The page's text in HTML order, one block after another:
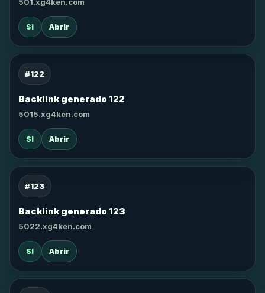
SI Abrir
#122
Backlink generado 122
5015.xg4ken.com
SI Abrir
#123
Backlink generado 123
5022.xg4ken.com
SI Abrir